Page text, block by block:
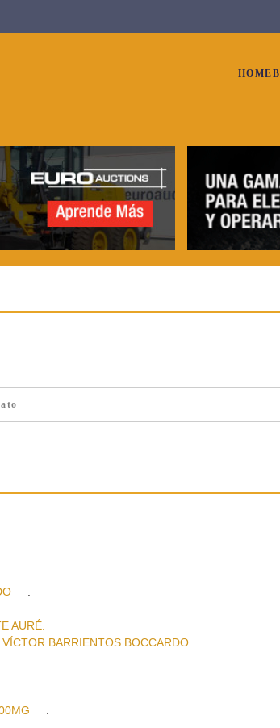
HOME
.
AURÉ.
BARRIENTOS BOCCARDO
.
.
.